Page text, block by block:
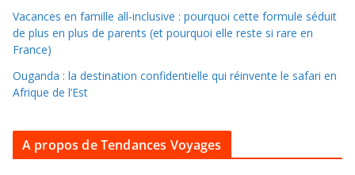
e
a
i
Vacances en famille all-inclusive : pourquoi cette formule séduit
de plus en plus de parents (et pourquoi elle reste si rare en
France)
Ouganda : la destination confidentielle qui réinvente le safari en
Afrique de l’Est
A propos de Tendances Voyages